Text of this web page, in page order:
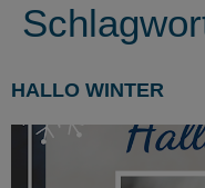
HALLO WINTER